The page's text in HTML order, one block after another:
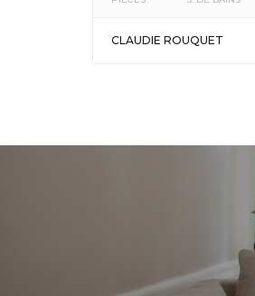
CLAUDIE ROUQUET